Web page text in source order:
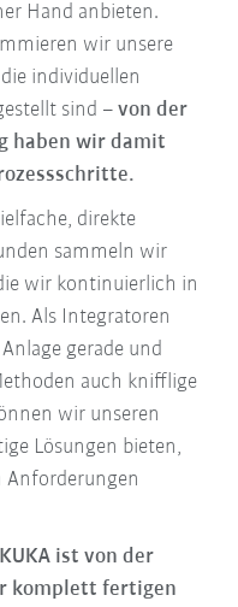
Hand anbieten.
wir unsere
individuellen
sind –von der
haben wir damit
direkte
sammeln wir
wir kontinuierlich in
Als Integratoren
gerade und
auch knifflige
wir unseren
Lösungen bieten,
Anforderungen
KUKA ist von der
komplett fertigen